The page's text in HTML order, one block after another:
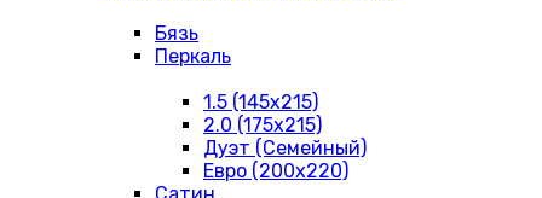
Бязь
Перкаль
1.5 (145х215)
2.0 (175х215)
Дуэт (Семейный)
Евро (200х220)